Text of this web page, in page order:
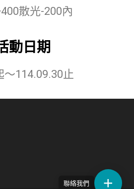
散光-200內
動日期
～114.09.30止
聯絡我們